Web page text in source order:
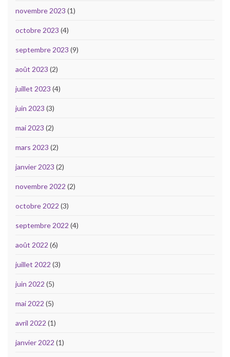
novembre 2023 (1)
octobre 2023 (4)
septembre 2023 (9)
août 2023 (2)
juillet 2023 (4)
juin 2023 (3)
mai 2023 (2)
mars 2023 (2)
janvier 2023 (2)
novembre 2022 (2)
octobre 2022 (3)
septembre 2022 (4)
août 2022 (6)
juillet 2022 (3)
juin 2022 (5)
mai 2022 (5)
avril 2022 (1)
janvier 2022 (1)